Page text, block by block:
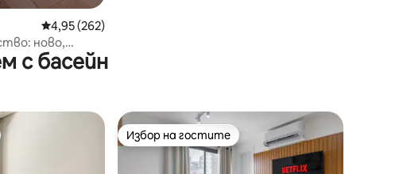
Средна оценка: 4,95 от 5, 262 отзива
4,95 (262)
ново,
с басейн
Избор на гостите
Избор на гостите